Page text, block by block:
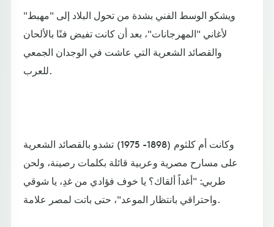
ويشكو الوسط الفني بشدة من تحول البلاد إلى "مهبط"
لأغاني "المهرجانات"، بعد أن كانت تفيض فنًا بالألحان
والقصائد الشعرية التي عاشت في الوجدان الجمعي
للعرب.
وكانت أم كلثوم (1898- 1975) تشدو بالقصائد الشعرية
على مسارح مصرية وعربية قائلة بكلمات رصينة، ولحن
طربي: "أغداً ألقاك؟ يا خوف فؤادي من غدِ، يا شوقي
واحتراقي بانتظار الموعد"، حتى باتت لمصر علامة.